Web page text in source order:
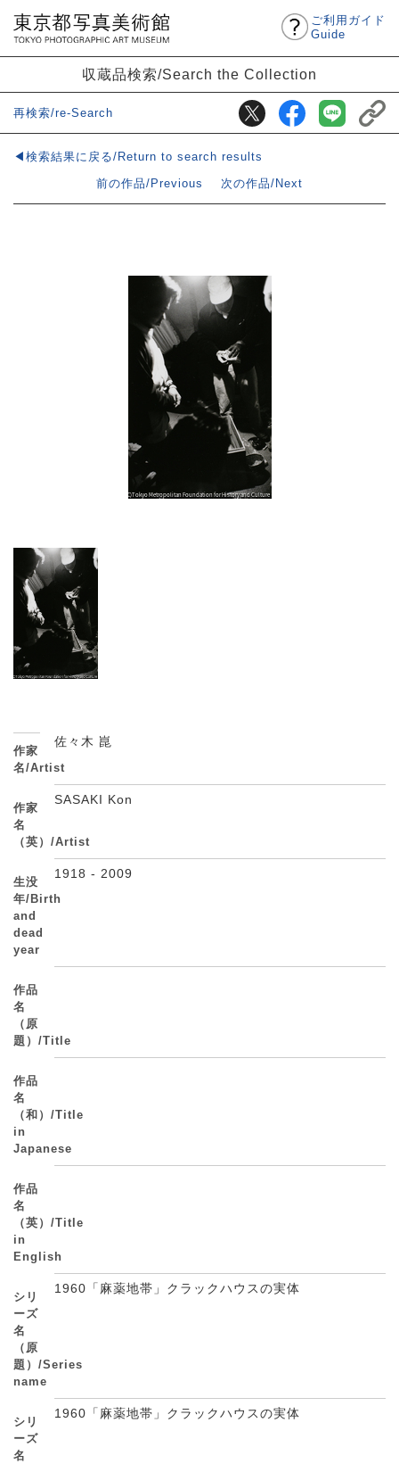
ご利用ガイド
Guide
収蔵品検索/Search the Collection
再検索/re-Search
◀検索結果に戻る/Return to search results
前の作品/Previous
次の作品/Next
作家
名/Artist
佐々木 崑
作家
名
（英）/Artist
SASAKI Kon
生没
年/Birth
and
dead
year
1918 - 2009
作品
名
（原
題）/Title
作品
名
（和）/Title
in
Japanese
作品
名
（英）/Title
in
English
シリ
ーズ
名
（原
題）/Series
name
1960「麻薬地帯」クラックハウスの実体
シリ
ーズ
名
1960「麻薬地帯」クラックハウスの実体